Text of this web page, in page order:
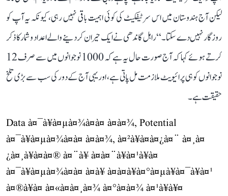
لیکن آج ہندوستان میں اس سرٹیفکیٹ کی کوئی اہمیت باقی نہیں رہی، کیونکہ یہ آپ کو
روزگار نہیں دے سکتا۔‘‘ راہل گاندھی نے ایک حیران کر دینے والے اعداد و شمار کا ذکر
کرتے ہوئے کہا کہ آج صورت حال یہ ہے کہ 1000 نوجوانوں میں سے صرف 12
نوجوانوں کو ہی پرائیویٹ ملازمت مل پاتی ہے، اور یہی آج کے دور کی سب سے بڑی تلخ
حقیقت ہے۔
Data à¤¯à¥à¤µà¤¾à¤à¤ à¤à¤¾, Potential
à¤¯à¥à¤µà¤¾à¤à¤ à¤à¤¾, à¤²à¥à¤à¤¿à¤¨ à¤¸à¤
¿à¤¸à¥à¤à¤® à¤¨à¥ à¤à¤¨à¥à¤¹à¥à¤
à¤¯à¥à¤µà¤¾à¤à¤ à¤à¥ à¤à¤à¥à¤°à¤µà¥à¤¯à¥à¤¹
à¤®à¥à¤ à¤«à¤à¤¸à¤¾ à¤°à¤à¤¾ à¤¹à¥à¥¤